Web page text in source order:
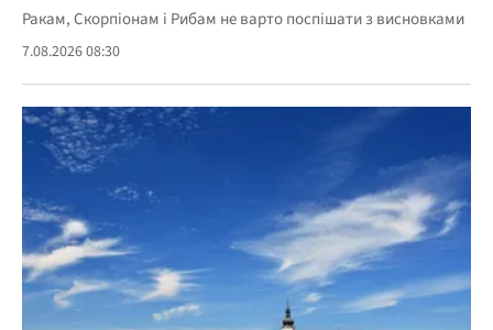
Ракам, Скорпіонам і Рибам не варто поспішати з висновками
7.08.2026 08:30